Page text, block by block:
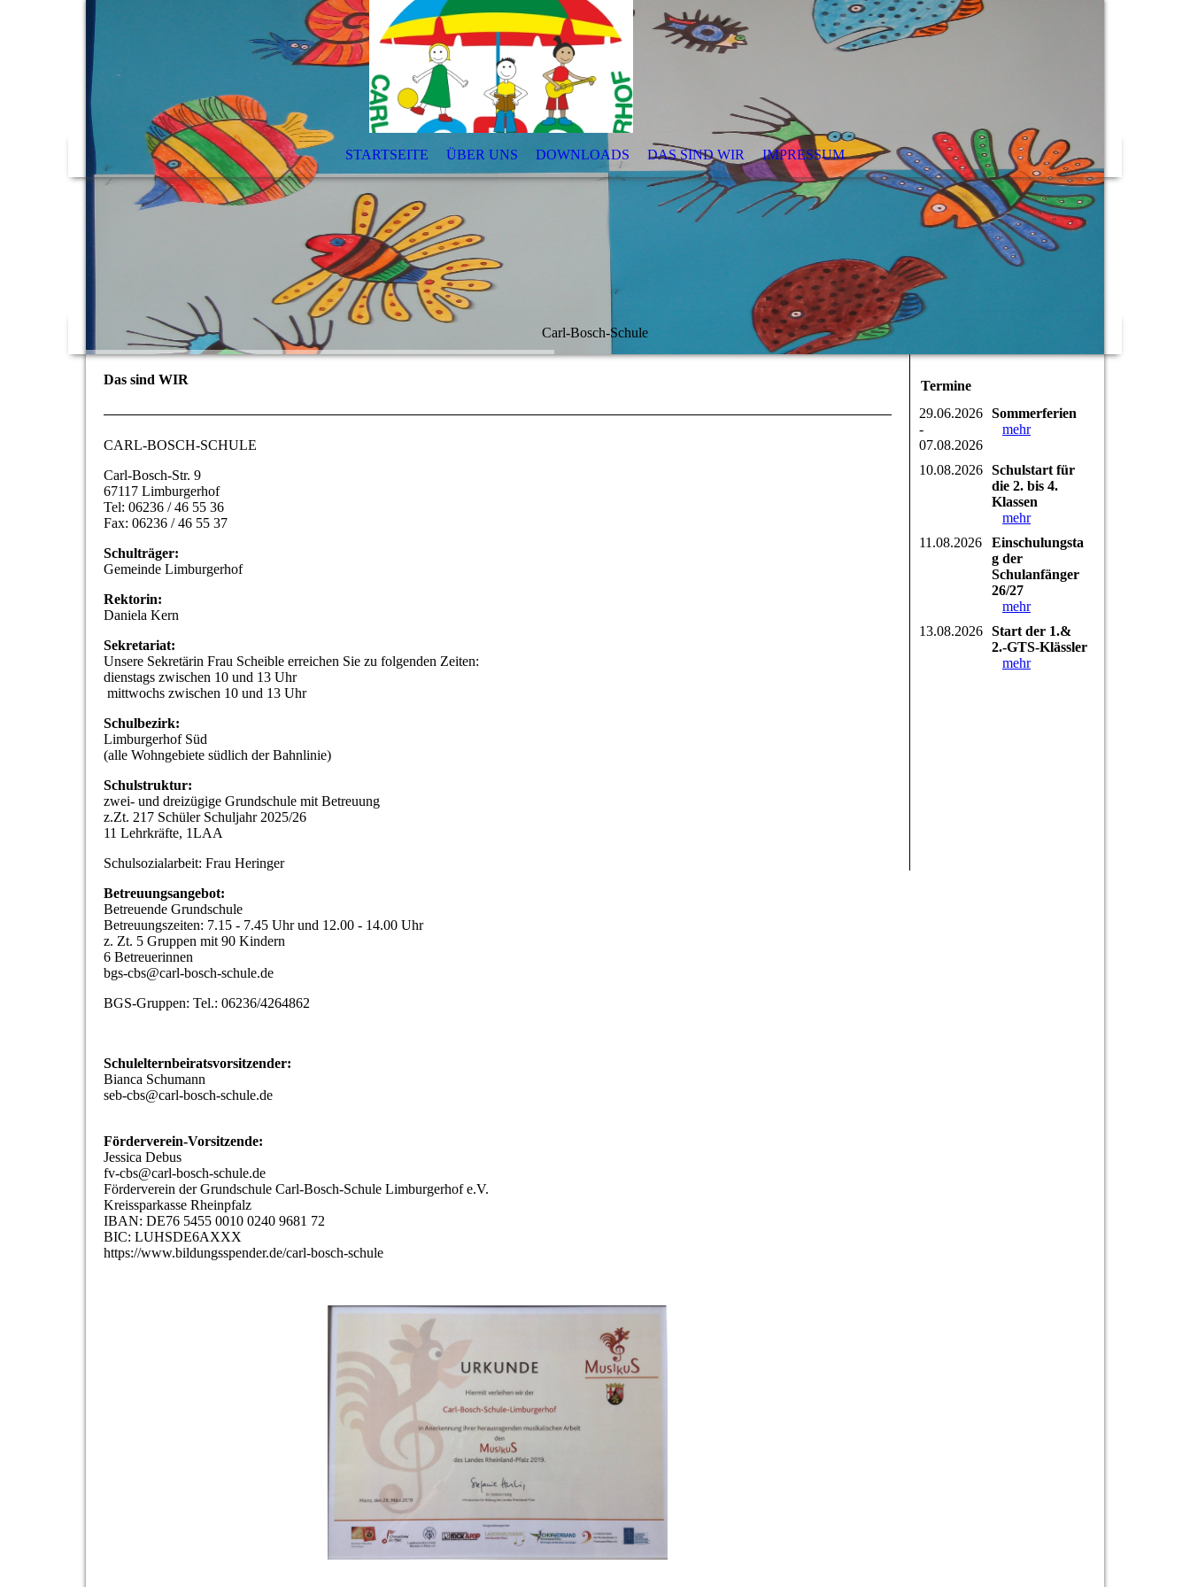
STARTSEITE ÜBER UNS DOWNLOADS DAS SIND WIR IMPRESSUM
Carl-Bosch-Schule
Das sind WIR
CARL-BOSCH-SCHULE
Carl-Bosch-Str. 9
67117 Limburgerhof
Tel: 06236 / 46 55 36
Fax: 06236 / 46 55 37
Schulträger:
Gemeinde Limburgerhof
Rektorin:
Daniela Kern
Sekretariat:
Unsere Sekretärin Frau Scheible erreichen Sie zu folgenden Zeiten:
dienstags zwischen 10 und 13 Uhr
mittwochs zwischen 10 und 13 Uhr
Schulbezirk:
Limburgerhof Süd
(alle Wohngebiete südlich der Bahnlinie)
Schulstruktur:
zwei- und dreizügige Grundschule mit Betreuung
z.Zt. 217 Schüler Schuljahr 2025/26
11 Lehrkräfte, 1LAA
Schulsozialarbeit: Frau Heringer
Betreuungsangebot:
Betreuende Grundschule
Betreuungszeiten: 7.15 - 7.45 Uhr und 12.00 - 14.00 Uhr
z. Zt. 5 Gruppen mit 90 Kindern
6 Betreuerinnen
bgs-cbs@carl-bosch-schule.de
BGS-Gruppen: Tel.: 06236/4264862
Schulelternbeiratsvorsitzender:
Bianca Schumann
seb-cbs@carl-bosch-schule.de
Förderverein-Vorsitzende:
Jessica Debus
fv-cbs@carl-bosch-schule.de
Förderverein der Grundschule Carl-Bosch-Schule Limburgerhof e.V.
Kreissparkasse Rheinpfalz
IBAN: DE76 5455 0010 0240 9681 72
BIC: LUHSDE6AXXX
https://www.bildungsspender.de/carl-bosch-schule
Termine
29.06.2026
-
07.08.2026
Sommerferien
mehr
10.08.2026 Schulstart für
die 2. bis 4.
Klassen
mehr
11.08.2026
Einschulungsta
g der
Schulanfänger
26/27
mehr
13.08.2026 Start der 1.&
2.-GTS-Klässler
mehr